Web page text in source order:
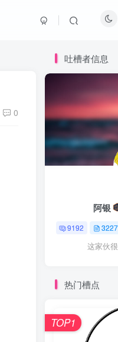
0
吐槽者信息
阿银
9192 3227
这家伙
热门槽点
TOP1